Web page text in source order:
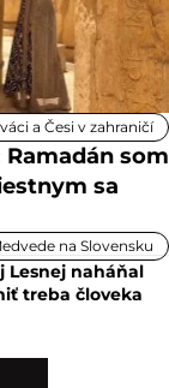
a Česi v zahraničí
som
sa
na Slovensku
Lesnej naháňal
treba človeka